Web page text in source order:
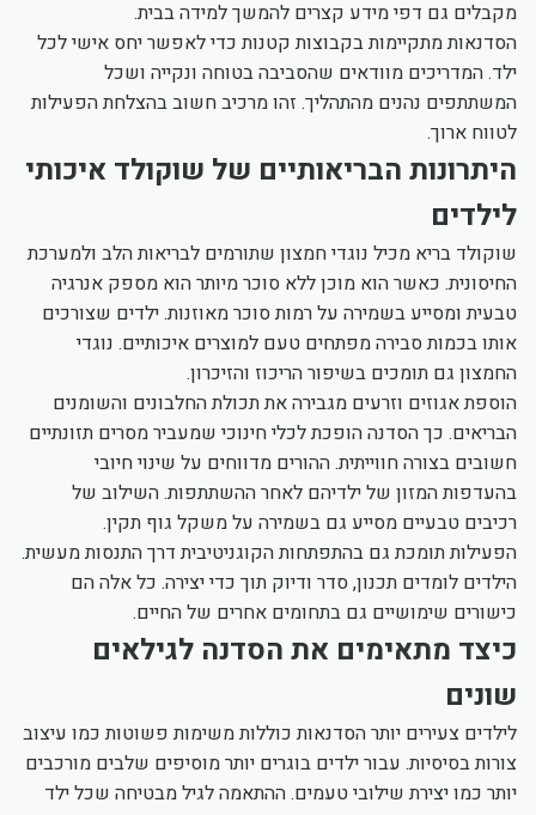
מקבלים גם דפי מידע קצרים להמשך למידה בבית.
הסדנאות מתקיימות בקבוצות קטנות כדי לאפשר יחס אישי לכל
ילד. המדריכים מוודאים שהסביבה בטוחה ונקייה ושכל
המשתתפים נהנים מהתהליך. זהו מרכיב חשוב בהצלחת הפעילות
לטווח ארוך.
היתרונות הבריאותיים של שוקולד איכותי
לילדים
שוקולד בריא מכיל נוגדי חמצון שתורמים לבריאות הלב ולמערכת
החיסונית. כאשר הוא מוכן ללא סוכר מיותר הוא מספק אנרגיה
טבעית ומסייע בשמירה על רמות סוכר מאוזנות. ילדים שצורכים
אותו בכמות סבירה מפתחים טעם למוצרים איכותיים. נוגדי
החמצון גם תומכים בשיפור הריכוז והזיכרון.
הוספת אגוזים וזרעים מגבירה את תכולת החלבונים והשומנים
הבריאים. כך הסדנה הופכת לכלי חינוכי שמעביר מסרים תזונתיים
חשובים בצורה חווייתית. ההורים מדווחים על שינוי חיובי
בהעדפות המזון של ילדיהם לאחר ההשתתפות. השילוב של
רכיבים טבעיים מסייע גם בשמירה על משקל גוף תקין.
הפעילות תומכת גם בהתפתחות הקוגניטיבית דרך התנסות מעשית.
הילדים לומדים תכנון, סדר ודיוק תוך כדי יצירה. כל אלה הם
כישורים שימושיים גם בתחומים אחרים של החיים.
כיצד מתאימים את הסדנה לגילאים
שונים
לילדים צעירים יותר הסדנאות כוללות משימות פשוטות כמו עיצוב
צורות בסיסיות. עבור ילדים בוגרים יותר מוסיפים שלבים מורכבים
יותר כמו יצירת שילובי טעמים. ההתאמה לגיל מבטיחה שכל ילד